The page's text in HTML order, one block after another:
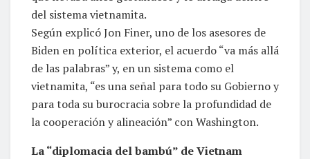
del sistema vietnamita.
Según explicó Jon Finer, uno de los asesores de
Biden en política exterior, el acuerdo “va más allá
de las palabras” y, en un sistema como el
vietnamita, “es una señal para todo su Gobierno y
para toda su burocracia sobre la profundidad de
la cooperación y alineación” con Washington.
La “diplomacia del bambú” de Vietnam